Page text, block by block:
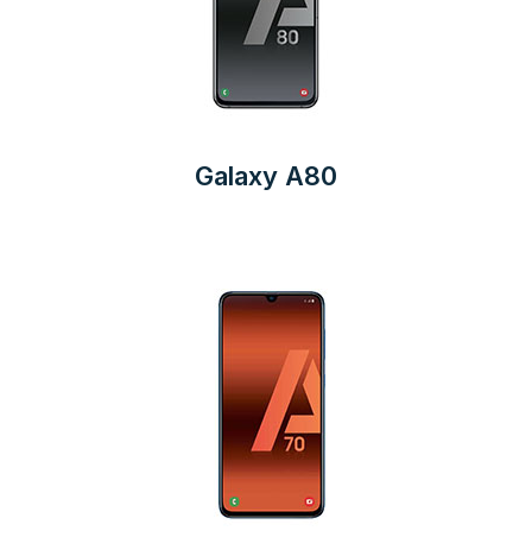
Galaxy A80